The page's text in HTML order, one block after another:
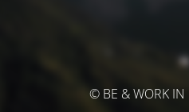
© BE & WORK IN